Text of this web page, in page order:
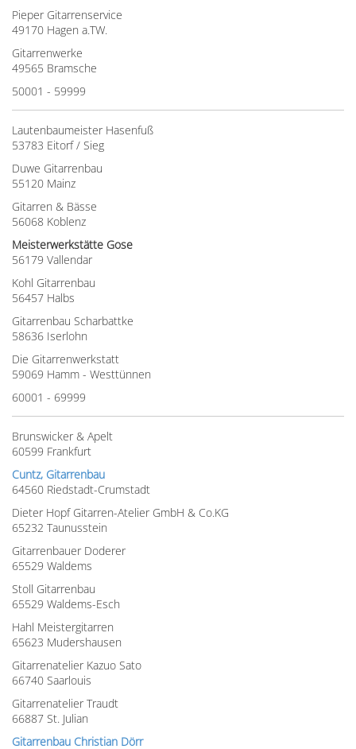
Pieper Gitarrenservice
49170 Hagen a.TW.
Gitarrenwerke
49565 Bramsche
50001 - 59999
Lautenbaumeister Hasenfuß
53783 Eitorf / Sieg
Duwe Gitarrenbau
55120 Mainz
Gitarren & Bässe
56068 Koblenz
Meisterwerkstätte Gose
56179 Vallendar
Kohl Gitarrenbau
56457 Halbs
Gitarrenbau Scharbattke
58636 Iserlohn
Die Gitarrenwerkstatt
59069 Hamm - Westtünnen
60001 - 69999
Brunswicker & Apelt
60599 Frankfurt
Cuntz, Gitarrenbau
64560 Riedstadt-Crumstadt
Dieter Hopf Gitarren-Atelier GmbH & Co.KG
65232 Taunusstein
Gitarrenbauer Doderer
65529 Waldems
Stoll Gitarrenbau
65529 Waldems-Esch
Hahl Meistergitarren
65623 Mudershausen
Gitarrenatelier Kazuo Sato
66740 Saarlouis
Gitarrenatelier Traudt
66887 St. Julian
Gitarrenbau Christian Dörr